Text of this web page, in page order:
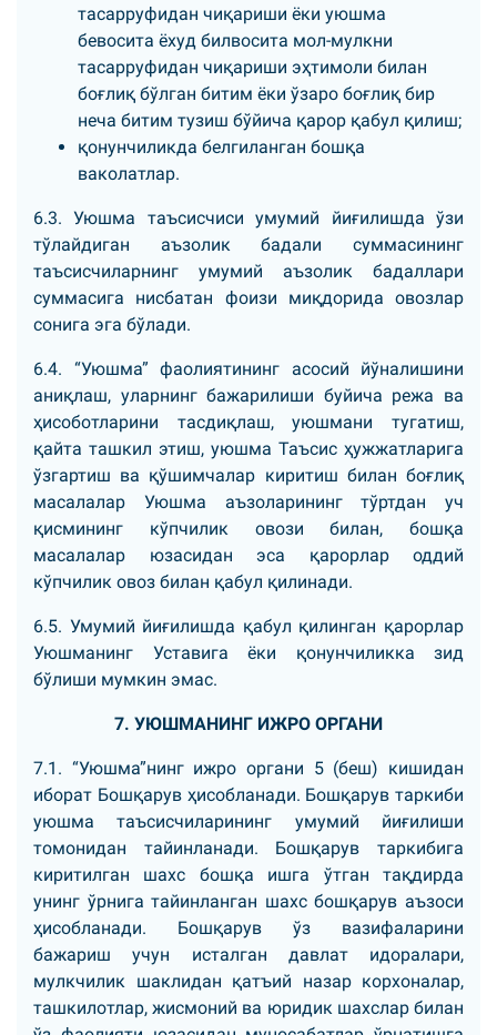
тасарруфидан чиқариши ёки уюшма
бевосита ёхуд билвосита мол-мулкни
тасарруфидан чиқариши эҳтимоли билан
боғлиқ бўлган битим ёки ўзаро боғлиқ бир
неча битим тузиш бўйича қарор қабул қилиш;
қонунчиликда белгиланган бошқа
ваколатлар.
6.3. Уюшма таъсисчиси умумий йиғилишда ўзи
тўлайдиган аъзолик бадали суммасининг
таъсисчиларнинг умумий аъзолик бадаллари
суммасига нисбатан фоизи миқдорида овозлар
сонига эга бўлади.
6.4. “Уюшма” фаолиятининг асосий йўналишини
аниқлаш, уларнинг бажарилиши буйича режа ва
ҳисоботларини тасдиқлаш, уюшмани тугатиш,
қайта ташкил этиш, уюшма Таъсис ҳужжатларига
ўзгартиш ва қўшимчалар киритиш билан боғлиқ
масалалар Уюшма аъзоларининг тўртдан уч
қисмининг кўпчилик овози билан, бошқа
масалалар юзасидан эса қарорлар оддий
кўпчилик овоз билан қабул қилинади.
6.5. Умумий йиғилишда қабул қилинган қарорлар
Уюшманинг Уставига ёки қонунчиликка зид
бўлиши мумкин эмас.
7. УЮШМАНИНГ ИЖРО ОРГАНИ
7.1. “Уюшма”нинг ижро органи 5 (беш) кишидан
иборат Бошқарув ҳисобланади. Бошқарув таркиби
уюшма таъсисчиларининг умумий йиғилиши
томонидан тайинланади. Бошқарув таркибига
киритилган шахс бошқа ишга ўтган тақдирда
унинг ўрнига тайинланган шахс бошқарув аъзоси
ҳисобланади. Бошқарув ўз вазифаларини
бажариш учун исталган давлат идоралари,
мулкчилик шаклидан қатъий назар корхоналар,
ташкилотлар, жисмоний ва юридик шахслар билан